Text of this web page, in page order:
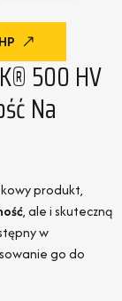
500 HV
Na
produkt,
, ale i skuteczną
w
go do